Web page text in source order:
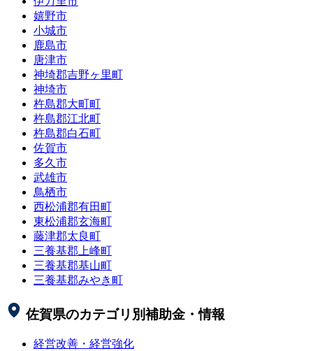
嬉野市
小城市
鹿島市
唐津市
神埼郡吉野ヶ里町
神埼市
杵島郡大町町
杵島郡江北町
杵島郡白石町
佐賀市
多久市
武雄市
鳥栖市
西松浦郡有田町
東松浦郡玄海町
藤津郡太良町
三養基郡上峰町
三養基郡基山町
三養基郡みやき町
佐賀県のカテゴリ別補助金・情報
経営改善・経営強化